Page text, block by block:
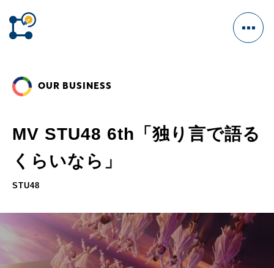
HOME
OUR BUSINESS
GAME
WEB MARKETING
WEBSITE DESIGN
OUR BUSINESS
MV STU48 6th「独り言で語る
くらいなら」
STU48